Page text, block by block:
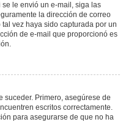
le envió un e-mail, siga las
la dirección de correo
vez haya sido capturada por un
de e-mail que proporcionó es
suceder. Primero, asegúrese de
escritos correctamente.
para asegurarse de que no ha